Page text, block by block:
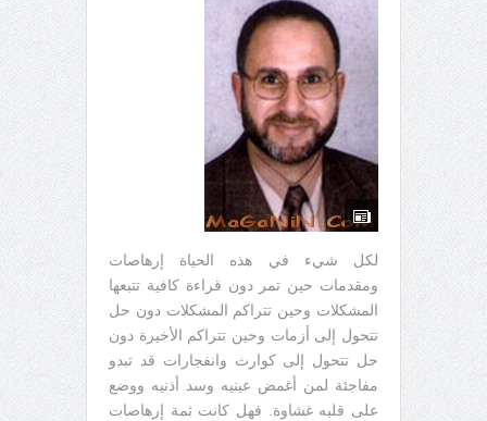
لكل شيء في هذه الحياة إرهاصات
ومقدمات حين تمر دون قراءة كافية تتبعها
المشكلات وحين تتراكم المشكلات دون حل
تتحول إلى أزمات وحين تتراكم الأخيرة دون
حل تتحول إلى كوارث وانفجارات قد تبدو
مفاجئة لمن أغمض عينيه وسد أذنيه ووضع
على قلبه غشاوة. فهل كانت ثمة إرهاصات